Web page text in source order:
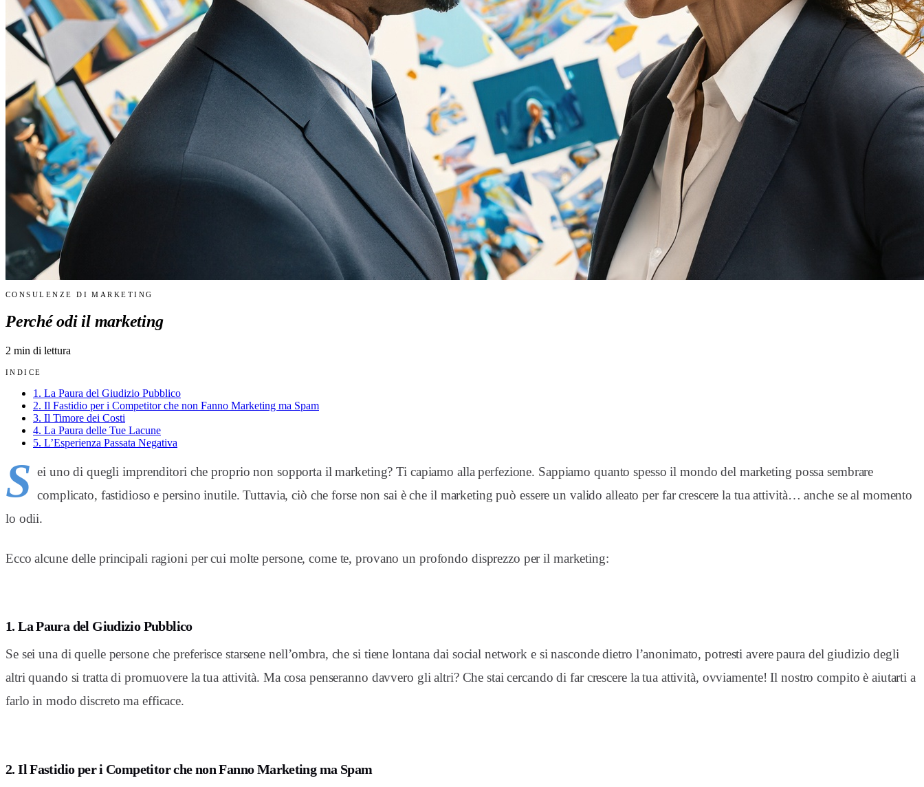
CONSULENZE DI MARKETING
Perché odi il marketing
2 min di lettura
INDICE
1. La Paura del Giudizio Pubblico
2. Il Fastidio per i Competitor che non Fanno Marketing ma Spam
3. Il Timore dei Costi
4. La Paura delle Tue Lacune
5. L’Esperienza Passata Negativa
S ei uno di quegli imprenditori che proprio non sopporta il marketing? Ti capiamo alla perfezione. Sappiamo quanto spesso il mondo del marketing possa sembrare
complicato, fastidioso e persino inutile. Tuttavia, ciò che forse non sai è che il marketing può essere un valido alleato per far crescere la tua attività… anche se al momento
lo odii.
Ecco alcune delle principali ragioni per cui molte persone, come te, provano un profondo disprezzo per il marketing:
1. La Paura del Giudizio Pubblico
Se sei una di quelle persone che preferisce starsene nell’ombra, che si tiene lontana dai social network e si nasconde dietro l’anonimato, potresti avere paura del giudizio degli
altri quando si tratta di promuovere la tua attività. Ma cosa penseranno davvero gli altri? Che stai cercando di far crescere la tua attività, ovviamente! Il nostro compito è aiutarti a
farlo in modo discreto ma efficace.
2. Il Fastidio per i Competitor che non Fanno Marketing ma Spam